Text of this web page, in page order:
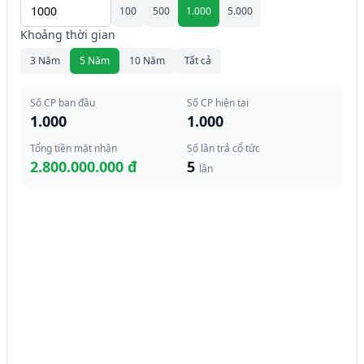
100 500 1.000 5.000
Khoảng thời gian
3 Năm 5 Năm 10 Năm Tất cả
Số CP ban đầu
1.000
Số CP hiện tại
1.000
Tổng tiền mặt nhận
2.800.000.000 đ
Số lần trả cổ tức
5 lần